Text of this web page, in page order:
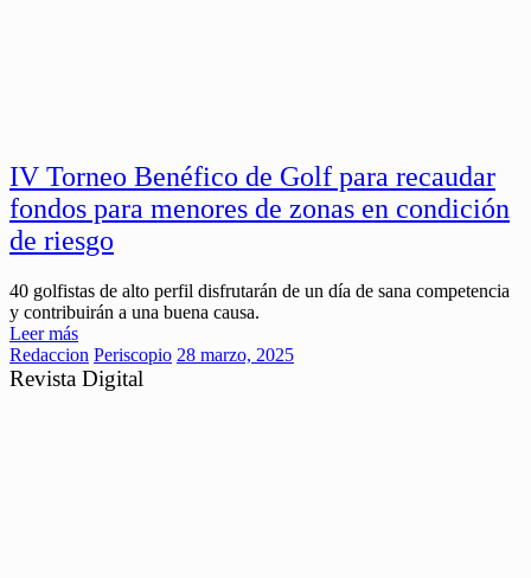
IV Torneo Benéfico de Golf para recaudar
fondos para menores de zonas en condición
de riesgo
40 golfistas de alto perfil disfrutarán de un día de sana competencia
y contribuirán a una buena causa.
Leer más
Redaccion Periscopio 28 marzo, 2025
Revista Digital